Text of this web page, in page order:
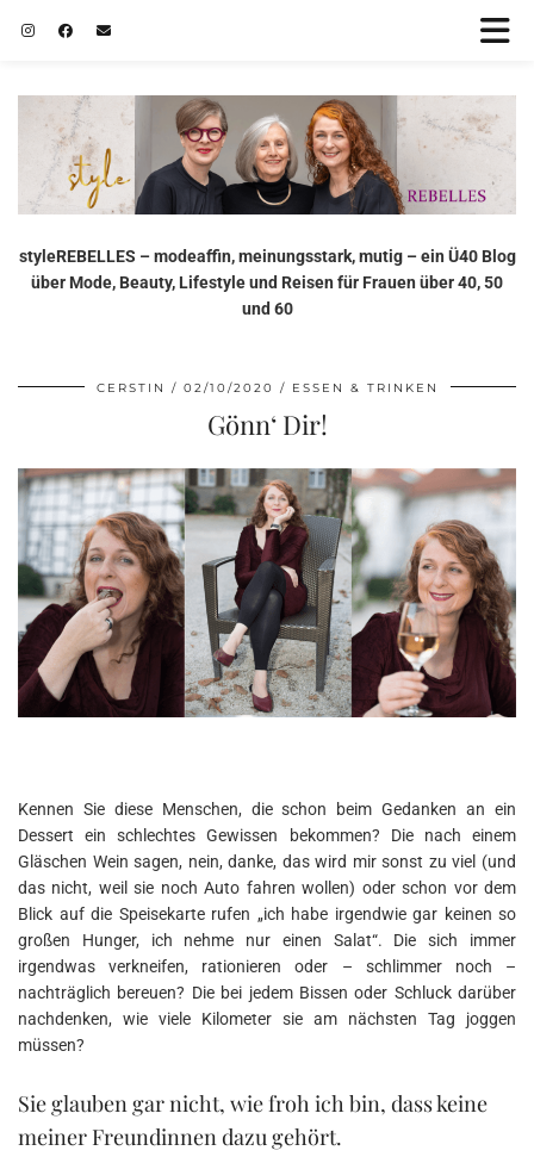
styleREBELLES – modeaffin, meinungsstark, mutig – ein Ü40 Blog
über Mode, Beauty, Lifestyle und Reisen für Frauen über 40, 50
und 60
CERSTIN 02/10/2020 ESSEN & TRINKEN
Gönn‘ Dir!
Kennen Sie diese Menschen, die schon beim Gedanken an ein
Dessert ein schlechtes Gewissen bekommen? Die nach einem
Gläschen Wein sagen, nein, danke, das wird mir sonst zu viel (und
das nicht, weil sie noch Auto fahren wollen) oder schon vor dem
Blick auf die Speisekarte rufen „ich habe irgendwie gar keinen so
großen Hunger, ich nehme nur einen Salat“. Die sich immer
irgendwas verkneifen, rationieren oder – schlimmer noch –
nachträglich bereuen? Die bei jedem Bissen oder Schluck darüber
nachdenken, wie viele Kilometer sie am nächsten Tag joggen
müssen?
Sie glauben gar nicht, wie froh ich bin, dass keine
meiner Freundinnen dazu gehört.